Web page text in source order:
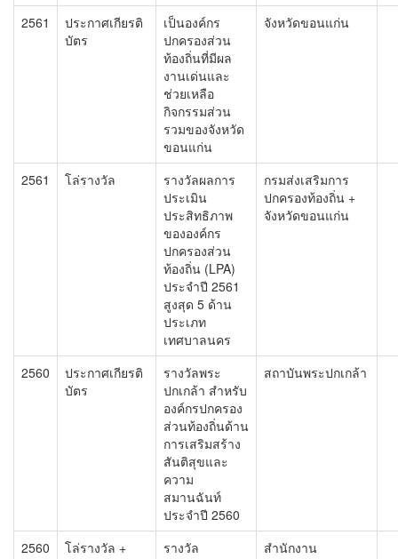
2561
ประกาศเกียรติ
บัตร
เป็นองค์กร
ปกครองส่วน
ท้องถิ่นที่มีผล
งานเด่นและ
ช่วยเหลือ
กิจกรรมส่วน
รวมของจังหวัด
ขอนแก่น
จังหวัดขอนแก่น
2561 โล่รางวัล
รางวัลผลการ
ประเมิน
ประสิทธิภาพ
ขององค์กร
ปกครองส่วน
ท้องถิ่น (LPA)
ประจำปี 2561
สูงสุด 5 ด้าน
ประเภท
เทศบาลนคร
กรมส่งเสริมการ
ปกครองท้องถิ่น +
จังหวัดขอนแก่น
2560
ประกาศเกียรติ
บัตร
รางวัลพระ
ปกเกล้า สำหรับ
องค์กรปกครอง
ส่วนท้องถิ่นด้าน
การเสริมสร้าง
สันติสุขและ
ความ
สมานฉันท์
ประจำปี 2560
สถาบันพระปกเกล้า
2560
โล่รางวัล +
รางวัล
สำนักงาน